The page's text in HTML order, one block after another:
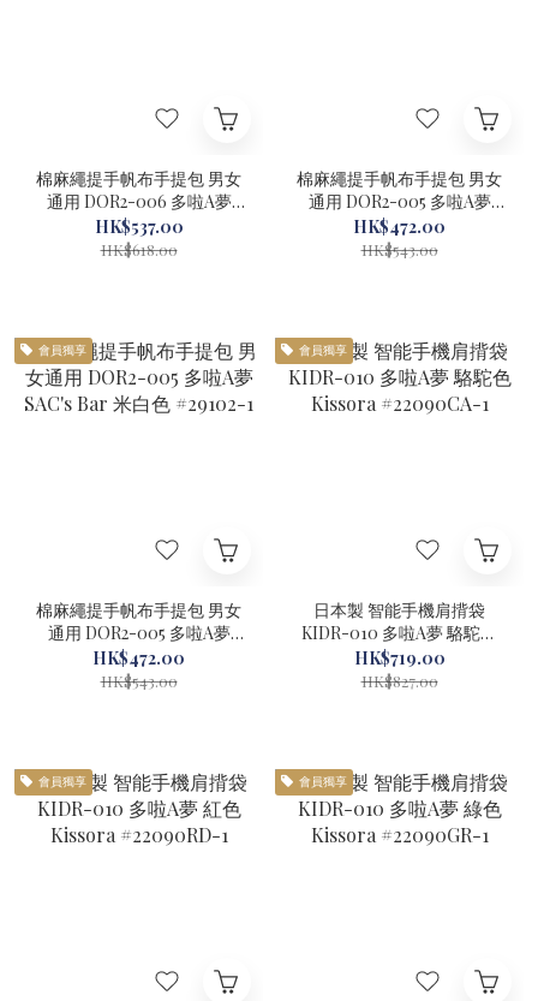
棉麻繩提手帆布手提包 男女
通用 DOR2-006 多啦A夢
SAC's Bar 棕色 #29105-1
HK$537.00
HK$618.00
棉麻繩提手帆布手提包 男女
通用 DOR2-005 多啦A夢
SAC's Bar 棕色 #29103-1
HK$472.00
HK$543.00
會員獨享
棉麻繩提手帆布手提包 男女
通用 DOR2-005 多啦A夢
SAC's Bar 米白色 #29102-1
HK$472.00
HK$543.00
會員獨享
日本製 智能手機肩揹袋
KIDR-010 多啦A夢 駱駝色
Kissora #22090CA-1
HK$719.00
HK$827.00
會員獨享 會員獨享